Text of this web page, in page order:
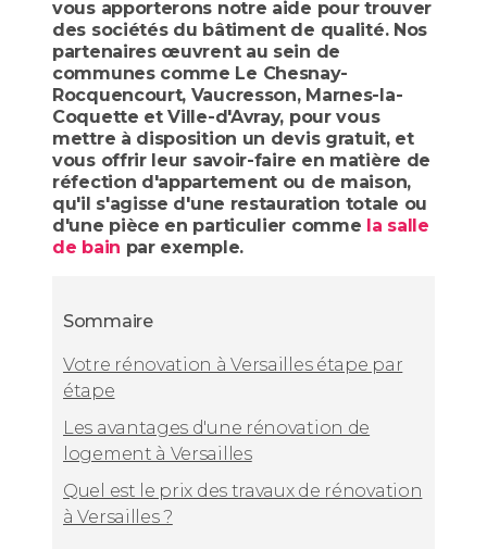
vous apporterons notre aide pour trouver
des sociétés du bâtiment de qualité. Nos
partenaires œuvrent au sein de
communes comme Le Chesnay-
Rocquencourt, Vaucresson, Marnes-la-
Coquette et Ville-d'Avray, pour vous
mettre à disposition un devis gratuit, et
vous offrir leur savoir-faire en matière de
réfection d'appartement ou de maison,
qu'il s'agisse d'une restauration totale ou
d'une pièce en particulier comme la salle
de bain par exemple.
Sommaire
Votre rénovation à Versailles étape par
étape
Les avantages d'une rénovation de
logement à Versailles
Quel est le prix des travaux de rénovation
à Versailles ?